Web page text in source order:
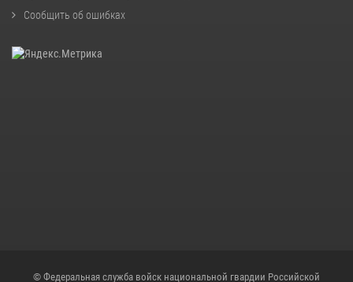
Сообщить об ошибках
© Федеральная служба войск национальной гвардии Российской